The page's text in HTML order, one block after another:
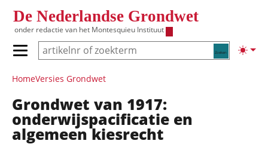
De Nederlandse Grondwet
onder redactie van het Montesquieu Instituut
Zoeken
Primair menu tonen/verbergen
Hoofdnavigatie
HomeVersies Grondwet
Grondwet van 1917:
onderwijspacificatie en
algemeen kiesrecht